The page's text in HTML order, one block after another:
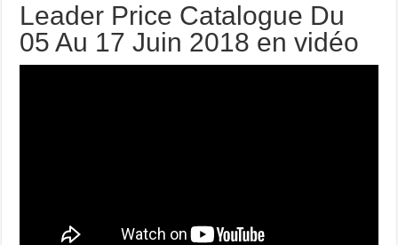
Leader Price Catalogue Du
05 Au 17 Juin 2018 en vidéo